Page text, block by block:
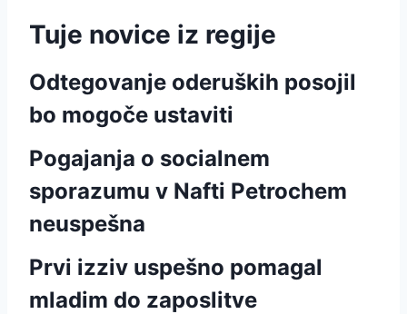
Tuje novice iz regije
Odtegovanje oderuških posojil
bo mogoče ustaviti
Pogajanja o socialnem
sporazumu v Nafti Petrochem
neuspešna
Prvi izziv uspešno pomagal
mladim do zaposlitve